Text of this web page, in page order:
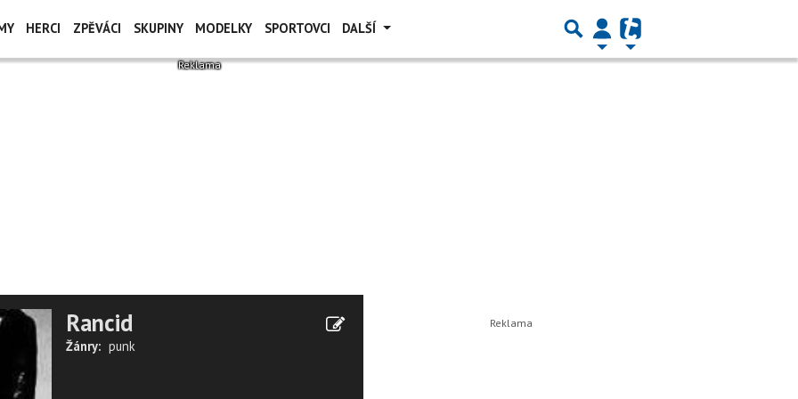
HERCI ZPĚVÁCI SKUPINY MODELKY SPORTOVCI DALŠÍ
Rancid
Žánry: punk